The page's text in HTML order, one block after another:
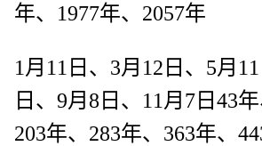
年、1977年、2057年
1月11日、3月12日、5月
日、9月8日、11月7日43年
203年、283年、363年、